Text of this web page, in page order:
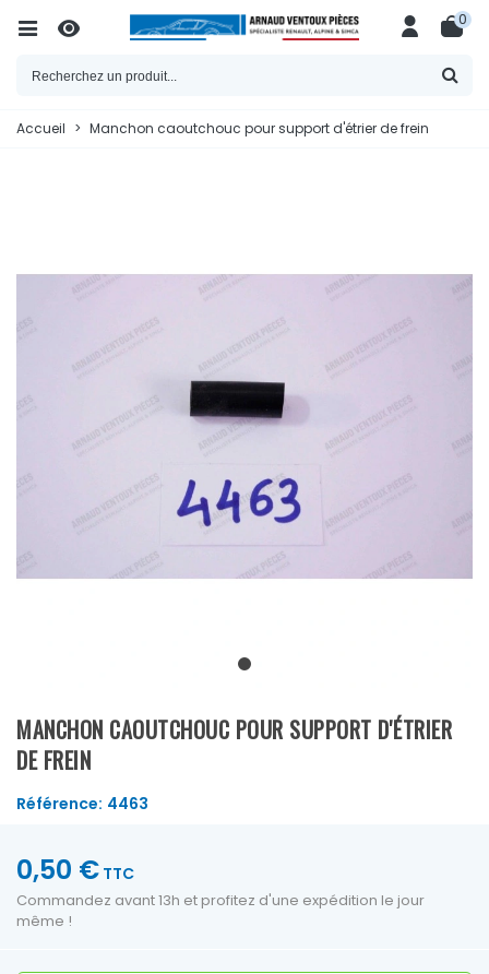
0
Accueil > Manchon caoutchouc pour support d'étrier de frein
MANCHON CAOUTCHOUC POUR SUPPORT D'ÉTRIER
DE FREIN
Référence: 4463
0,50 € TTC
Commandez avant 13h et profitez d'une expédition le jour
même !